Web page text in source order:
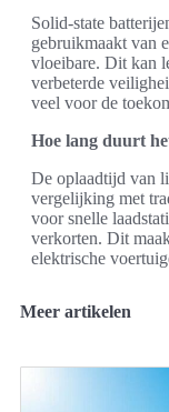
Solid-state
gebruikmaakt van
vloeibare. Dit kan
verbeterde
veel voor de
Hoe lang duurt
De oplaadtijd van
vergelijking met
voor snelle
verkorten. Dit
elektrische
Meer artikelen